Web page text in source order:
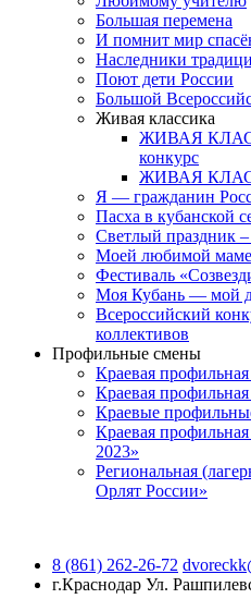
Большая перемена
И помнит мир
Наследники
Поют дети России
Большой
Живая классика
ЖИВАЯ
конкурс
ЖИВАЯ
Я — гражданин
Пасха в кубанской
Светлый праздник
Моей любимой маме
Фестиваль
Моя Кубань — мой
Всероссийский
коллективов
Профильные смены
Краевая
Краевая
Краевые
Краевая
2023»
Региональная
Орлят России»
8 (861) 262-26-72
г.Краснодар Ул.